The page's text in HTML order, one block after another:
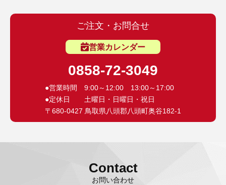
ご注文・お問合せ
営業カレンダー
0858-72-3049
●営業時間 9:00～12:00 13:00～17:00
●定休日 土曜日・日曜日・祝日
〒680-0427 鳥取県八頭郡八頭町奥谷182-1
Contact
お問い合わせ